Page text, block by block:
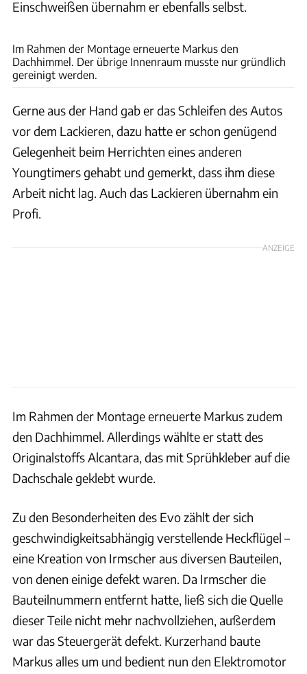
Einschweißen übernahm er ebenfalls selbst.
Im Rahmen der Montage erneuerte Markus den
Dachhimmel. Der übrige Innenraum musste nur gründlich
gereinigt werden.
Gerne aus der Hand gab er das Schleifen des Autos
vor dem Lackieren, dazu hatte er schon genügend
Gelegenheit beim Herrichten eines anderen
Youngtimers gehabt und gemerkt, dass ihm diese
Arbeit nicht lag. Auch das Lackieren übernahm ein
Profi.
ANZEIGE
Im Rahmen der Montage erneuerte Markus zudem
den Dachhimmel. Allerdings wählte er statt des
Originalstoffs Alcantara, das mit Sprühkleber auf die
Dachschale geklebt wurde.
Zu den Besonderheiten des Evo zählt der sich
geschwindigkeitsabhängig verstellende Heckflügel –
eine Kreation von Irmscher aus diversen Bauteilen,
von denen einige defekt waren. Da Irmscher die
Bauteilnummern entfernt hatte, ließ sich die Quelle
dieser Teile nicht mehr nachvollziehen, außerdem
war das Steuergerät defekt. Kurzerhand baute
Markus alles um und bedient nun den Elektromotor